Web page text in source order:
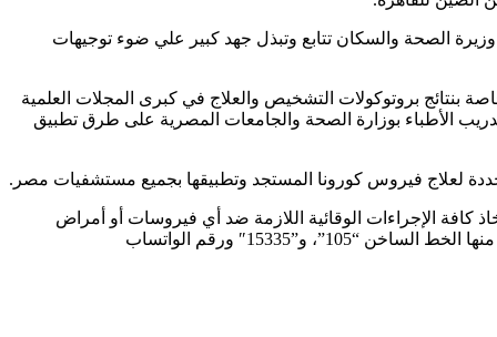
الصحة والسكان تتابع وتبذل جهد كبير علي ضوء توجيهات
بنتائج بروتوكولات التشخيص والعلاج في كبرى المجلات العلمية
الأطباء بوزارة الصحة والجامعات المصرية على طرق تطبيق
لعلاج فيروس كورونا المستجد وتطبيقها بجميع مستشفيات مصر.
كافة الإجراءات الوقائية اللازمة ضد أي فيروسات أو أمراض
معدية، كما قامت الوزارة بتخصيص عدد من وسائل التواصل لتلقي استفسارات المواطنين بشأن فيروس كورونا المستجد والأمراض المعدية، منها الخط الساخن “105”، و”15335″ ورقم الواتساب